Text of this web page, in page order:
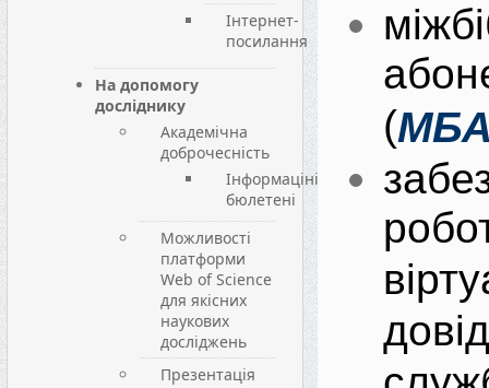
Інтернет-
посилання
На допомогу
досліднику
Академічна
доброчесність
Інформаціні
бюлетені
Можливості
платформи
Web of Science
для якісних
наукових
досліджень
Презентація
(